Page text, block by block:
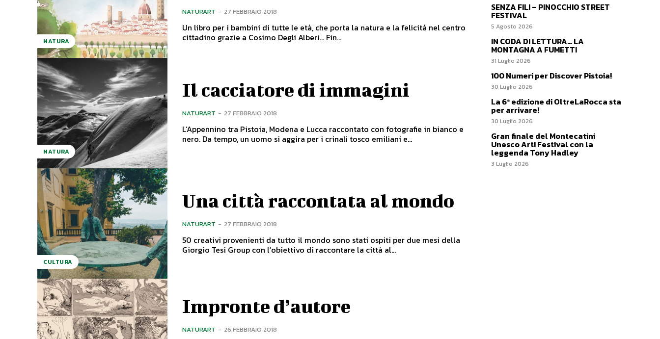
NATURA
NATURART - 27 FEBBRAIO 2018
Un libro per i bambini di tutte le età, che porta la natura e la felicità nel centro
cittadino grazie a Cosimo Degli Alberi… Fin...
NATURA
Il cacciatore di immagini
NATURART - 27 FEBBRAIO 2018
L’Appennino tra Pistoia, Modena e Lucca raccontato con fotografie in bianco e
nero. Da tempo, un uomo si aggira per i crinali tosco emiliani e...
CULTURA
Una città raccontata al mondo
NATURART - 27 FEBBRAIO 2018
50 creativi provenienti da tutto il mondo sono stati ospiti per due mesi della
Giorgio Tesi Group con l’obiettivo di raccontare la città al...
Impronte d’autore
NATURART - 26 FEBBRAIO 2018
SENZA FILI – PINOCCHIO STREET
FESTIVAL
5 Agosto 2026
IN CODA DI LETTURA… LA
MONTAGNA A FUMETTI
31 Luglio 2026
100 Numeri per Discover Pistoia!
30 Luglio 2026
La 6ª edizione di OltreLaRocca sta
per arrivare!
30 Luglio 2026
Gran finale del Montecatini
Unesco Arti Festival con la
leggenda Tony Hadley
3 Luglio 2026